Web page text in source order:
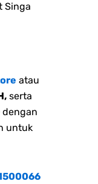
Singa
atau
serta
dengan
untuk